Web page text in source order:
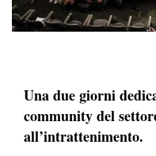
Una due giorni
community del
all’intrattenimento.